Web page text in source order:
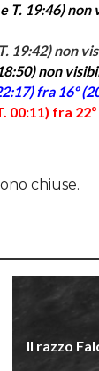
T. 19:46)
19:42) non
non
fra 16º
00:11) fra
chiuse.
Il razzo